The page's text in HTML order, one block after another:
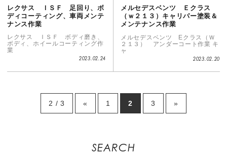
レクサス ＩＳＦ 足回り、ボ
ディコーティング、車両メンテ
ナンス作業
レクサス ＩＳＦ ボディ磨き、
ボディ、ホイールコーティング作
業
2023.02.24
メルセデスベンツ Ｅクラス
（ｗ２１３）キャリパー塗装＆
メンテナンス作業
メルセデスベンツ Eクラス（Ｗ
２１３） アンダーコート作業 キ
ャ
2023.02.20
2 / 3 « 1 2 3 »
SEARCH